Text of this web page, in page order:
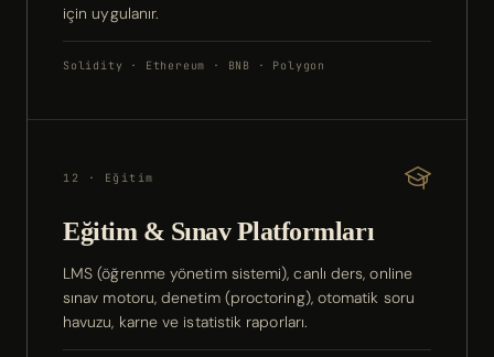
için uygulanır.
Solidity · Ethereum · BNB · Polygon
12 · Eğitim
Eğitim & Sınav Platformları
LMS (öğrenme yönetim sistemi), canlı ders, online
sınav motoru, denetim (proctoring), otomatik soru
havuzu, karne ve istatistik raporları.